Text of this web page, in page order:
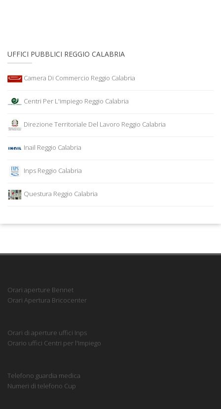
UFFICI PUBBLICI REGGIO CALABRIA
Camera Di Commercio Reggio Calabria
Centri Per L'impiego Reggio Calabria
Direzione Territoriale Del Lavoro Reggio Calabria
Inail Reggio Calabria
Inps Reggio Calabria
Questura Reggio Calabria
Orari aperture Bennet
Orari Apertura Bricocenter
Orari di aperture uffici Inps
Orario uffici Centri per l'Impiego
Telefono guardia medica
Numeri di telefono Cup